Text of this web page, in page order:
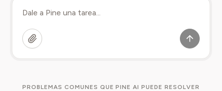
PROBLEMAS COMUNES QUE PINE AI PUEDE RESOLVER